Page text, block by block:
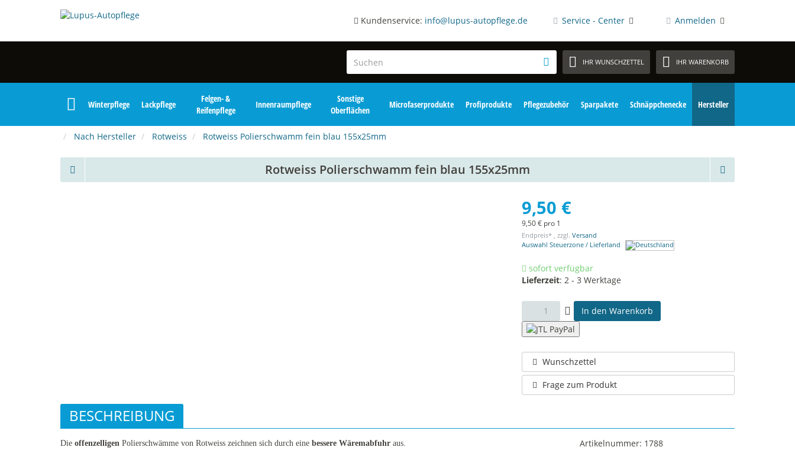
Kundenservice: info@lupus-autopflege.de Service - Center Anmelden
IHR WUNSCHZETTEL IHR WARENKORB
Winterpflege Lackpflege
Felgen- &
Reifenpflege
Innenraumpflege
Sonstige
Oberflächen
Microfaserprodukte Profiprodukte Pflegezubehör Sparpakete Schnäppchenecke Hersteller
Nach Hersteller Rotweiss Rotweiss Polierschwamm fein blau 155x25mm
Rotweiss Polierschwamm fein blau 155x25mm
9,50 €
9,50 € pro 1
Endpreis* , zzgl. Versand
Auswahl Steuerzone / Lieferland
sofort verfügbar
Lieferzeit: 2 - 3 Werktage
In den Warenkorb
Wunschzettel
Frage zum Produkt
Artikelnummer: 1788
BESCHREIBUNG
Die offenzelligen Polierschwämme von Rotweiss zeichnen sich durch eine bessere Wäremabfuhr aus.